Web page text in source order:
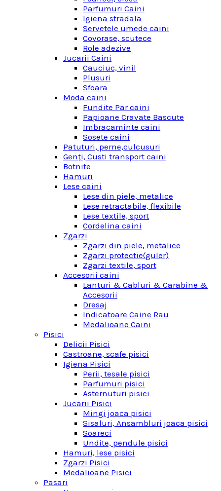
Parfumuri Caini
Igiena stradala
Servetele umede caini
Covorase, scutece
Role adezive
Jucarii Caini
Cauciuc, vinil
Plusuri
Sfoara
Moda caini
Fundite Par caini
Papioane Cravate Bascute
Imbracaminte caini
Sosete caini
Patuturi, perne,culcusuri
Genţi, Custi transport caini
Botnite
Hamuri
Lese caini
Lese din piele, metalice
Lese retractabile, flexibile
Lese textile, sport
Cordelina caini
Zgarzi
Zgarzi din piele, metalice
Zgarzi protectie(guler)
Zgarzi textile, sport
Accesorii caini
Lanturi & Cabluri & Carabine &
Accesorii
Dresaj
Indicatoare Caine Rau
Medalioane Caini
Pisici
Delicii Pisici
Castroane, scafe pisici
Igiena Pisici
Perii, tesale pisici
Parfumuri pisici
Asternuturi pisici
Jucarii Pisici
Mingi joaca pisici
Sisaluri, Ansambluri joaca pisici
Soareci
Undite, pendule pisici
Hamuri, lese pisici
Zgarzi Pisici
Medalioane Pisici
Pasari